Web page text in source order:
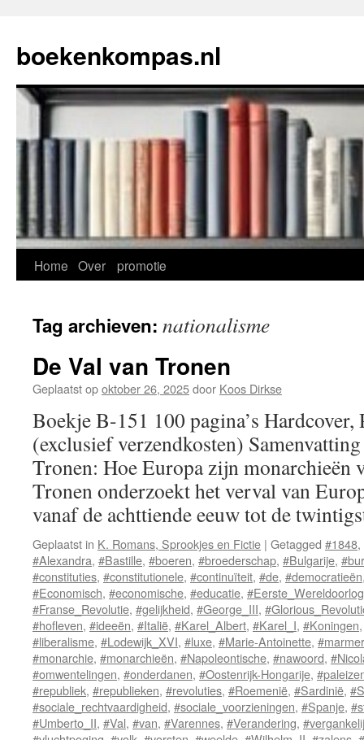
de
inhoud
boekenkompas.nl
Home Over promotie
Tag archieven: nationalisme
De Val van Tronen
Geplaatst opoktober 26, 2025door Koos Dirkse
Boekje B-151 100 pagina’s
(exclusief verzendkosten)
Tronen: Hoe Europa zijn monarchieën
Tronen onderzoekt het verval van
vanaf de achttiende eeuw tot de
Geplaatst in K. Romans, Sprookjes en Fictie | Getagged #1848,
#Alexandra, #Bastille, #boeren, #broederschap, #Bulgarije,
#constituties, #constitutionele, #continuïteit, #de, #democratieën
#Economisch, #economische, #educatie, #Eerste_Wereldoorlog
#Franse_Revolutie, #gelijkheid, #George_III,
#hofleven, #ideeën, #Italië, #Karel_Albert, #Karel_I, #Koningen
#liberalisme, #Lodewijk_XVI, #luxe, #Marie-Antoinette,
#monarchie, #monarchieën, #Napoleontische, #nawoord,
#omwentelingen, #onderdanen, #Oostenrijk-Hongarije,
#republiek, #republieken, #revoluties, #Roemenië, #Sardinië,
#sociale_rechtvaardigheid, #sociale_voorzieningen, #Spanje,
#Umberto_II, #Val, #van, #Varennes, #Verandering,